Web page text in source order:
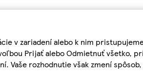
v zariadení alebo k nim
Prijať alebo Odmietnuť všetko,
Vaše rozhodnutie však zmení